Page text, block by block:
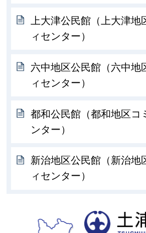
上大津公民館（上大津地
ィセンター）
六中地区公民館（六中地
ィセンター）
都和公民館（都和地区コ
ンター）
新治地区公民館（新治地
ィセンター）